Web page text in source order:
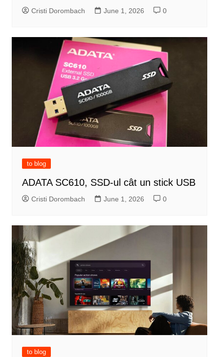
Cristi Dorombach June 1, 2026 0
to blog
ADATA SC610, SSD-ul cât un stick USB
Cristi Dorombach June 1, 2026 0
to blog